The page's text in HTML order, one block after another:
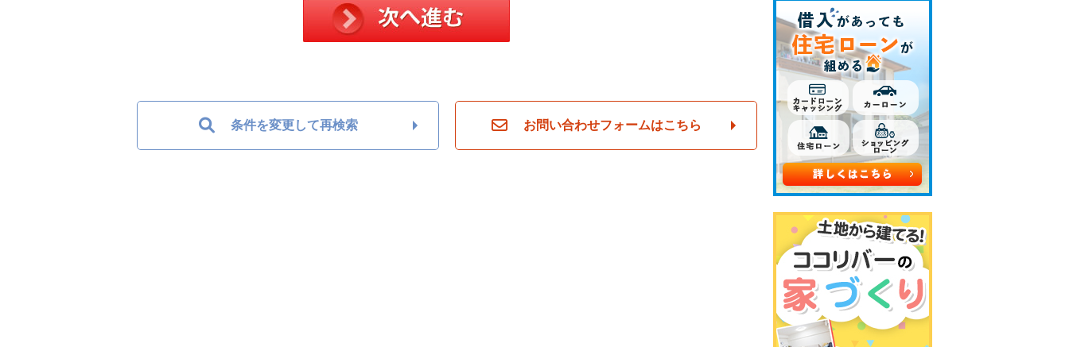
条件を変更して再検索 お問い合わせフォームはこちら